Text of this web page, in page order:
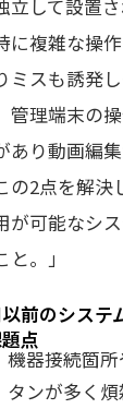
立して設置さ
に複雑な操
ミスも誘発
管理端末の
あり動画編
の2点を解決
が可能なシ
と。」
前のシステ
点
機器接続箇
タンが多く